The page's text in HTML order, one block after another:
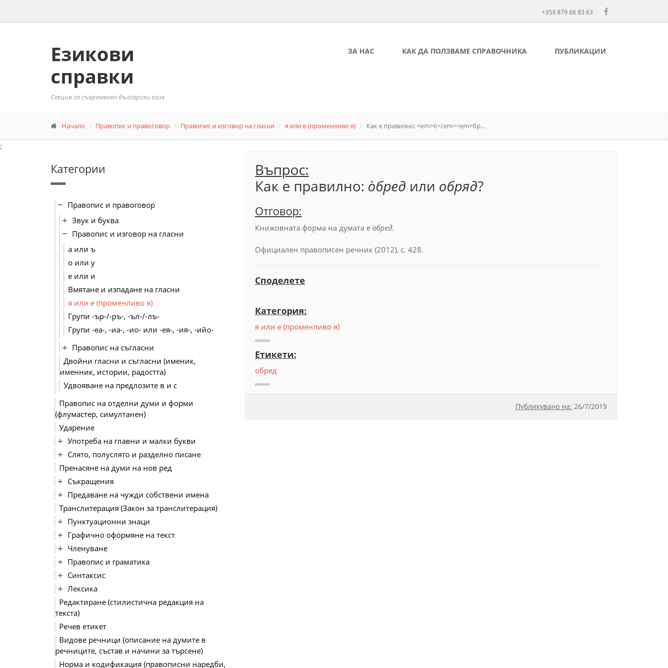
+359 879 66 83 63
Езикови
справки
Секция за съвременен български език
ЗА НАС КАК ДА ПОЛЗВАМЕ СПРАВОЧНИКА ПУБЛИКАЦИИ
Начало Правопис и правоговор Правопис и изговор на гласни я или е (променливо я) Как е правилно: <em>о̀</em><em>бр...
;
Категории
Правопис и правоговор
Звук и буква
Правопис и изговор на гласни
а или ъ
о или у
е или и
Вмятане и изпадане на гласни
я или е (променливо я)
Групи -ър-/-ръ-, -ъл-/-лъ-
Групи -еа-, -иа-, -ио- или -ея-, -ия-, -ийо-
Правопис на съгласни
Двойни гласни и съгласни (именик,
именник, истории, радостта)
Удвояване на предлозите в и с
Правопис на отделни думи и форми
(флумастер, симултанен)
Ударение
Употреба на главни и малки букви
Слято, полуслято и разделно писане
Пренасяне на думи на нов ред
Съкращения
Предаване на чужди собствени имена
Транслитерация (Закон за транслитерация)
Пунктуационни знаци
Графично оформяне на текст
Членуване
Правопис и граматика
Синтаксис
Лексика
Редактиране (стилистична редакция на
текста)
Речев етикет
Видове речници (описание на думите в
речниците, състав и начини за търсене)
Норма и кодификация (правописни наредби,
Въпрос:
Как е правилно: о̀бред или обряд?
Отговор:
Книжовната форма на думата е о̀бред.
Официален правописен речник (2012), с. 428.
Споделете
Категория:
я или е (променливо я)
Етикети:
обред
Публикувано на: 26/7/2019